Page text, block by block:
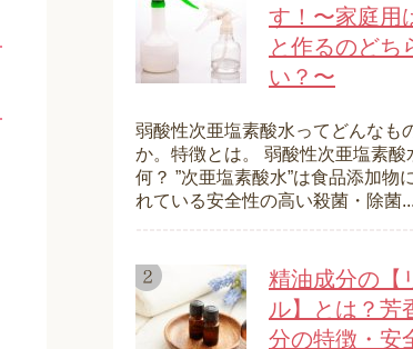
す！〜家庭用
と作るのどち
い？〜
弱酸性次亜塩素酸水ってどんなも
か。特徴とは。 弱酸性次亜塩素酸
何？ ”次亜塩素酸水”は食品添加物
れている安全性の高い殺菌・除菌...
精油成分の【
ル】とは？芳
分の特徴・安